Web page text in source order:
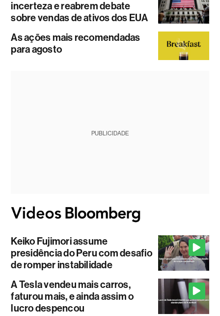
incerteza e reabrem debate
sobre vendas de ativos dos EUA
As ações mais recomendadas
para agosto
PUBLICIDADE
Keiko Fujimori assume
presidência do Peru com desafio
de romper instabilidade
A Tesla vendeu mais carros,
faturou mais, e ainda assim o
lucro despencou